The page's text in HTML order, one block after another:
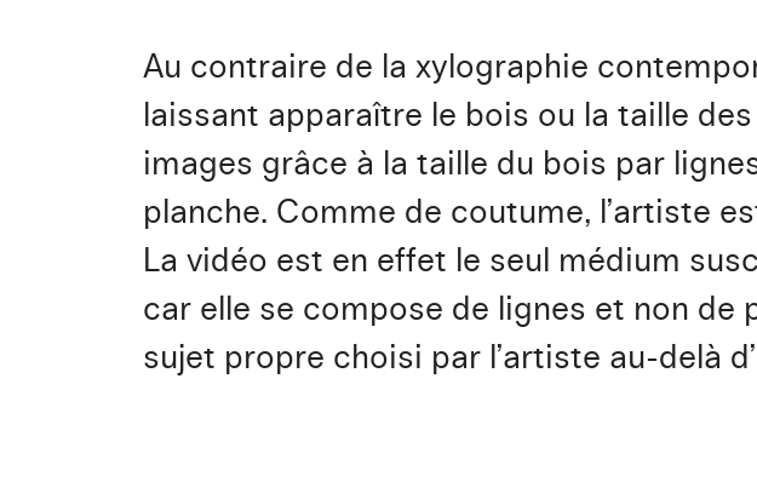
Au contraire de la xylographie
laissant apparaître le bois ou la taille
images grâce à la taille du bois par
planche. Comme de coutume, l’artiste
La vidéo est en effet le seul médium
car elle se compose de lignes et non de
sujet propre choisi par l’artiste au-delà